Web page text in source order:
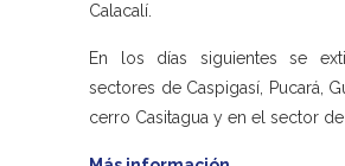
Calacalí.
En los días siguientes se
sectores de Caspigasí, Pucará,
cerro Casitagua y en el sector de